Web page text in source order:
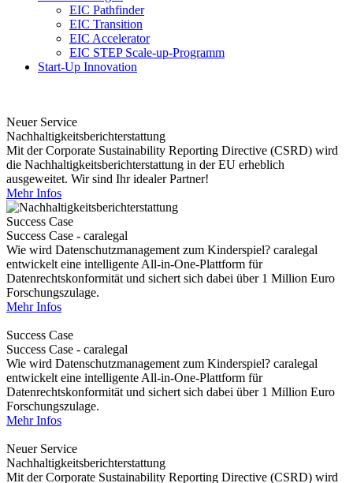
EIC Pathfinder
EIC Transition
EIC Accelerator
EIC STEP Scale-up-Programm
Start-Up Innovation
Neuer Service
Nachhaltigkeitsberichterstattung
Mit der Corporate Sustainability Reporting Directive (CSRD) wird
die Nachhaltigkeitsberichterstattung in der EU erheblich
ausgeweitet. Wir sind Ihr idealer Partner!
Mehr Infos
Success Case
Success Case - caralegal
Wie wird Datenschutzmanagement zum Kinderspiel? caralegal
entwickelt eine intelligente All-in-One-Plattform für
Datenrechtskonformität und sichert sich dabei über 1 Million Euro
Forschungszulage.
Mehr Infos
Success Case
Success Case - caralegal
Wie wird Datenschutzmanagement zum Kinderspiel? caralegal
entwickelt eine intelligente All-in-One-Plattform für
Datenrechtskonformität und sichert sich dabei über 1 Million Euro
Forschungszulage.
Mehr Infos
Neuer Service
Nachhaltigkeitsberichterstattung
Mit der Corporate Sustainability Reporting Directive (CSRD) wird